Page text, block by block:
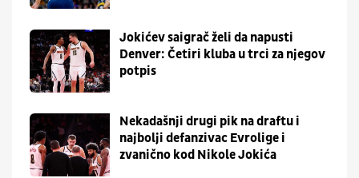
Jokićev saigrač želi da napusti
Denver: Četiri kluba u trci za njegov
potpis
Nekadašnji drugi pik na draftu i
najbolji defanzivac Evrolige i
zvanično kod Nikole Jokića